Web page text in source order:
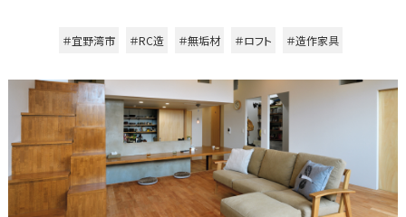
＃宜野湾市 ＃RC造 ＃無垢材 ＃ロフト ＃造作家具